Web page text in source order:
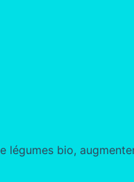
légumes bio,